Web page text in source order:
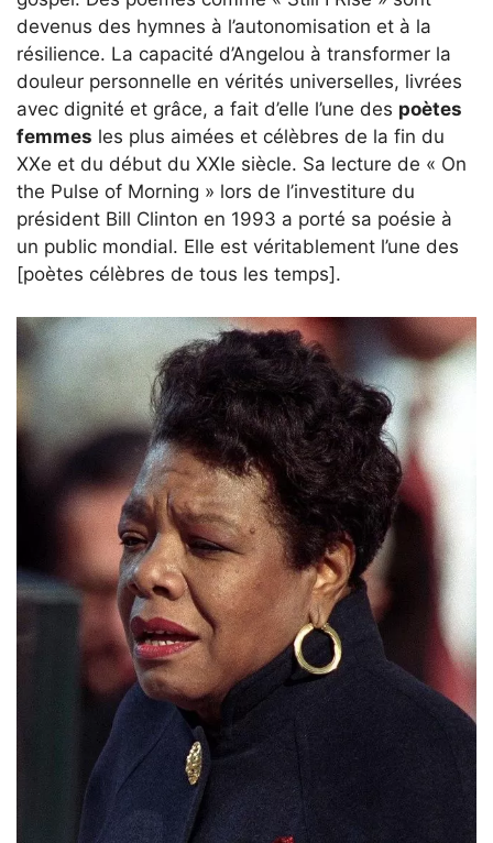
devenus des hymnes à l’autonomisation et à la
résilience. La capacité d’Angelou à transformer la
douleur personnelle en vérités universelles, livrées
avec dignité et grâce, a fait d’elle l’une des poètes
femmes les plus aimées et célèbres de la fin du
XXe et du début du XXIe siècle. Sa lecture de « On
the Pulse of Morning » lors de l’investiture du
président Bill Clinton en 1993 a porté sa poésie à
un public mondial. Elle est véritablement l’une des
[poètes célèbres de tous les temps].